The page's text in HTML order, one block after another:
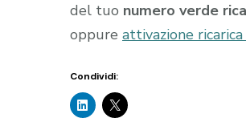
del tuo numero verde
oppure attivazione
Condividi: